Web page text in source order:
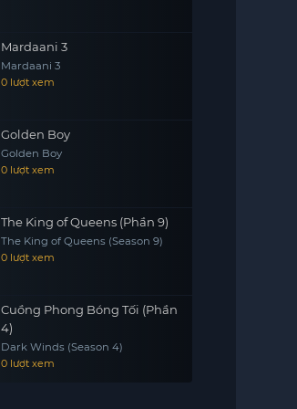
Mardaani 3
Mardaani 3
0 lượt xem
Golden Boy
Golden Boy
0 lượt xem
The King of Queens (Phần 9)
The King of Queens (Season 9)
0 lượt xem
Cuồng Phong Bóng Tối (Phần
4)
Dark Winds (Season 4)
0 lượt xem